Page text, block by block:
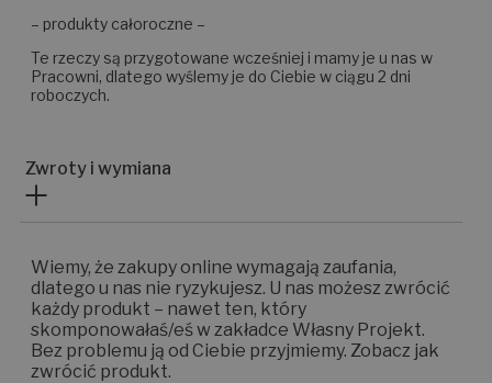
– produkty całoroczne –
Te rzeczy są przygotowane wcześniej i mamy je u nas w
Pracowni, dlatego wyślemy je do Ciebie w ciągu 2 dni
roboczych.
Zwroty i wymiana
Wiemy, że zakupy online wymagają zaufania,
dlatego u nas nie ryzykujesz. U nas możesz zwrócić
każdy produkt – nawet ten, który
skomponowałaś/eś w zakładce Własny Projekt.
Bez problemu ją od Ciebie przyjmiemy. Zobacz jak
zwrócić produkt.